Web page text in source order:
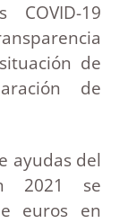
COVID-19
de
de
ayudas del
2021 se
euros en